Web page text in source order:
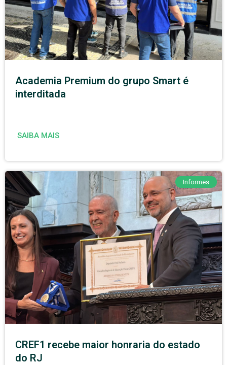
Academia Premium do grupo Smart é
interditada
SAIBA MAIS
Informes
CREF1 recebe maior honraria do estado
do RJ